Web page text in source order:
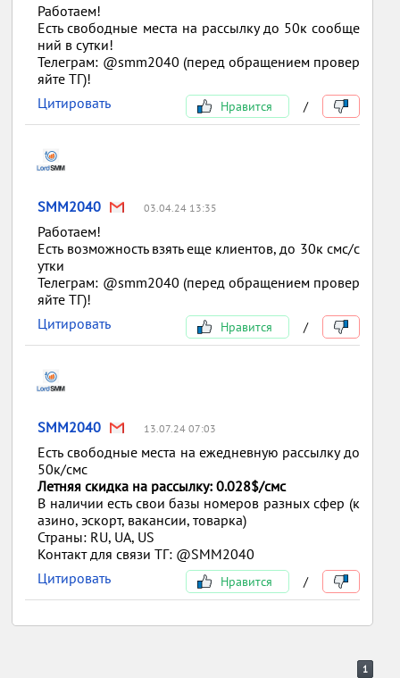
Работаем!
Есть свободные места на рассылку до 50к сообще
ний в сутки!
Телеграм: @smm2040 (перед обращением провер
яйте ТГ)!
Цитировать
Нравится /
SMM2040 03.04.24 13:35
Работаем!
Есть возможность взять еще клиентов, до 30к смс/с
утки
Телеграм: @smm2040 (перед обращением провер
яйте ТГ)!
Цитировать
Нравится /
SMM2040 13.07.24 07:03
Есть свободные места на ежедневную рассылку до
50к/смс
Летняя скидка на рассылку: 0.028$/смс
В наличии есть свои базы номеров разных сфер (к
азино, эскорт, вакансии, товарка)
Страны: RU, UA, US
Контакт для связи ТГ: @SMM2040
Цитировать
Нравится /
1